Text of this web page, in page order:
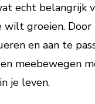
echt belangrijk
wilt groeien.
en aan te
meebewegen
je leven.